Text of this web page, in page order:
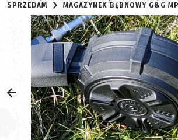
SPRZEDAM
MAGAZYNEK BĘBNOWY G&G